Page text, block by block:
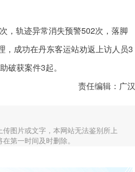
轨迹异常消失预警502次，落脚
，成功在丹东客运站劝返上访人员3
破获案件3起。
责任编辑：广汉
图片或文字，本网站无法鉴别所上
第一时间及时删除。